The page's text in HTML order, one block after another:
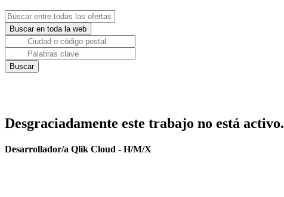
Desgraciadamente este trabajo no está activo.
Desarrollador/a Qlik Cloud - H/M/X